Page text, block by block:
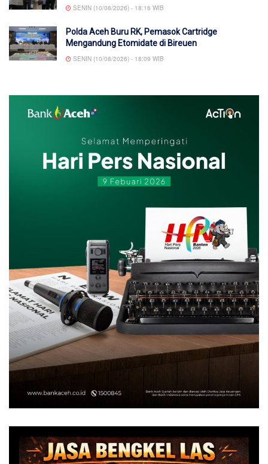
SENIN (10/08/2026) - 18:16 WIB
Polda Aceh Buru RK, Pemasok Cartridge
Mengandung Etomidate di Bireuen
SENIN (10/08/2026) - 18:09 WIB